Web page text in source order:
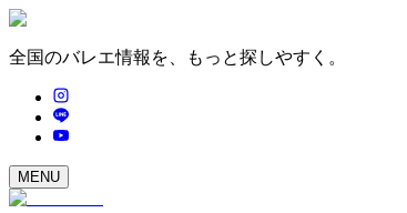
全国のバレエ情報を、もっと探しやすく。
MENU